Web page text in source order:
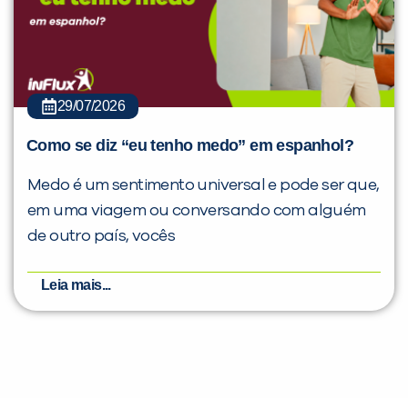
29/07/2026
Como se diz “eu tenho medo” em espanhol?
Medo é um sentimento universal e pode ser que,
em uma viagem ou conversando com alguém
de outro país, vocês
Leia mais...